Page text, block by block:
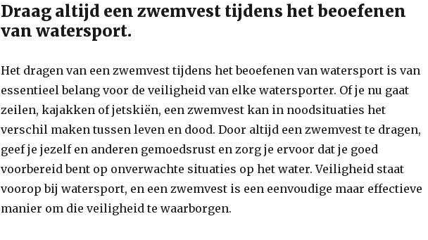
Draag altijd een zwemvest tijdens het beoefenen
van watersport.
Het dragen van een zwemvest tijdens het beoefenen van watersport is van
essentieel belang voor de veiligheid van elke watersporter. Of je nu gaat
zeilen, kajakken of jetskiën, een zwemvest kan in noodsituaties het
verschil maken tussen leven en dood. Door altijd een zwemvest te dragen,
geef je jezelf en anderen gemoedsrust en zorg je ervoor dat je goed
voorbereid bent op onverwachte situaties op het water. Veiligheid staat
voorop bij watersport, en een zwemvest is een eenvoudige maar effectieve
manier om die veiligheid te waarborgen.